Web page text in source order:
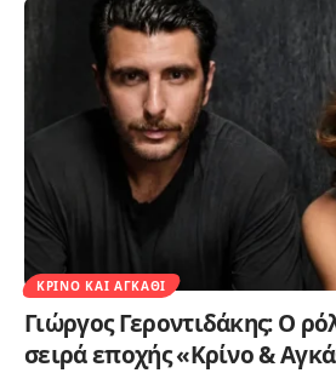
ΚΡΊΝΟ ΚΑΙ ΑΓΚΆΘΙ
Γιώργος Γεροντιδάκης: Ο
σειρά εποχής «Κρίνο &